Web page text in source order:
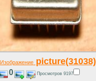
Изображениеpicture(31038)
0 Просмотров 9197